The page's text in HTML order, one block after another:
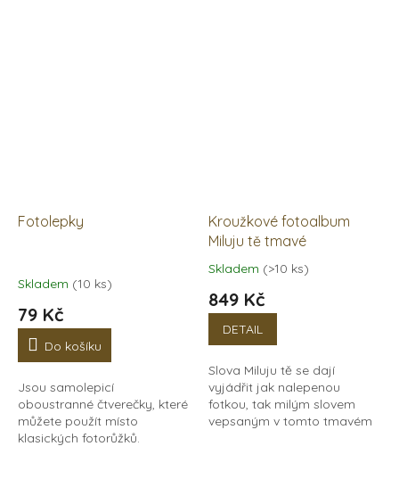
Fotolepky
Skladem (10 ks)
79 Kč
Do košíku
Jsou samolepicí
oboustranné čtverečky, které
můžete použít místo
klasických fotorůžků.
Kroužkové fotoalbum
Miluju tě tmavé
Průměrné
produktu
5,0
5
hvězdiček.
Skladem (>10 ks)
849 Kč
DETAIL
Slova Miluju tě se dají
vyjádřit jak nalepenou
fotkou, tak milým slovem
vepsaným v tomto tmavém